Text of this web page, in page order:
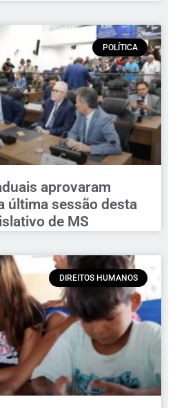
POLÍTICA
aprovaram
última sessão desta
de MS
DIREITOS HUMANOS